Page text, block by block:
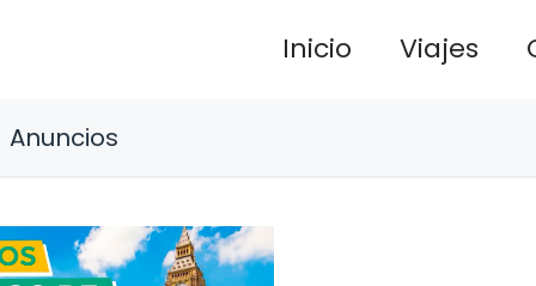
Inicio Viajes
Anuncios